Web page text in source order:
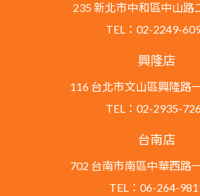
235 新北市中和區中山路
TEL：02-2249-
興隆店
116 台北市文山區興隆路
TEL：02-2935-
台南店
702 台南市南區中華西路
TEL：06-264-